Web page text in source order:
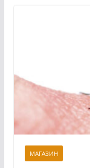
МАГАЗИН